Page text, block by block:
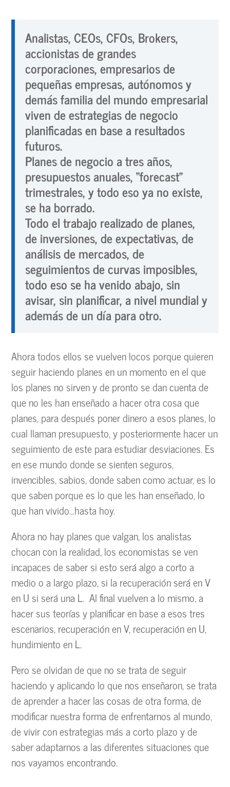
Analistas, CEOs, CFOs, Brokers,
accionistas de grandes
corporaciones, empresarios de
pequeñas empresas, autónomos y
demás familia del mundo empresarial
viven de estrategias de negocio
planificadas en base a resultados
futuros.
Planes de negocio a tres años,
presupuestos anuales, “forecast”
trimestrales, y todo eso ya no existe,
se ha borrado.
Todo el trabajo realizado de planes,
de inversiones, de expectativas, de
análisis de mercados, de
seguimientos de curvas imposibles,
todo eso se ha venido abajo, sin
avisar, sin planificar, a nivel mundial y
además de un día para otro.
Ahora todos ellos se vuelven locos porque quieren
seguir haciendo planes en un momento en el que
los planes no sirven y de pronto se dan cuenta de
que no les han enseñado a hacer otra cosa que
planes, para después poner dinero a esos planes, lo
cual llaman presupuesto, y posteriormente hacer un
seguimiento de este para estudiar desviaciones. Es
en ese mundo donde se sienten seguros,
invencibles, sabios, donde saben como actuar, es lo
que saben porque es lo que les han enseñado, lo
que han vivido…hasta hoy.
Ahora no hay planes que valgan, los analistas
chocan con la realidad, los economistas se ven
incapaces de saber si esto será algo a corto a
medio o a largo plazo, si la recuperación será en V
en U si será una L. Al final vuelven a lo mismo, a
hacer sus teorías y planificar en base a esos tres
escenarios, recuperación en V, recuperación en U,
hundimiento en L.
Pero se olvidan de que no se trata de seguir
haciendo y aplicando lo que nos enseñaron, se trata
de aprender a hacer las cosas de otra forma, de
modificar nuestra forma de enfrentarnos al mundo,
de vivir con estrategias más a corto plazo y de
saber adaptarnos a las diferentes situaciones que
nos vayamos encontrando.